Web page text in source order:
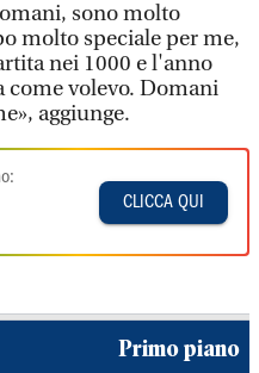
sono molto
molto speciale per me,
nei 1000 e l'anno
come volevo. Domani
aggiunge.
CLICCA QUI
Primo piano